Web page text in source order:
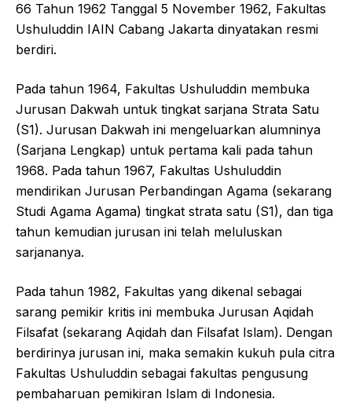
66 Tahun 1962 Tanggal 5 November 1962, Fakultas
Ushuluddin IAIN Cabang Jakarta dinyatakan resmi
berdiri.
Pada tahun 1964, Fakultas Ushuluddin membuka
Jurusan Dakwah untuk tingkat sarjana Strata Satu
(S1). Jurusan Dakwah ini mengeluarkan alumninya
(Sarjana Lengkap) untuk pertama kali pada tahun
1968. Pada tahun 1967, Fakultas Ushuluddin
mendirikan Jurusan Perbandingan Agama (sekarang
Studi Agama Agama) tingkat strata satu (S1), dan tiga
tahun kemudian jurusan ini telah meluluskan
sarjananya.
Pada tahun 1982, Fakultas yang dikenal sebagai
sarang pemikir kritis ini membuka Jurusan Aqidah
Filsafat (sekarang Aqidah dan Filsafat Islam). Dengan
berdirinya jurusan ini, maka semakin kukuh pula citra
Fakultas Ushuluddin sebagai fakultas pengusung
pembaharuan pemikiran Islam di Indonesia.